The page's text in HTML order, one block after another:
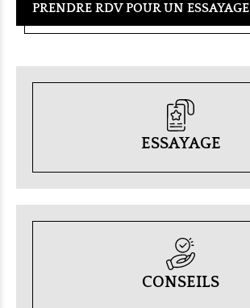
PRENDRE RDV POUR UN ESSAYAGE
ESSAYAGE
CONSEILS